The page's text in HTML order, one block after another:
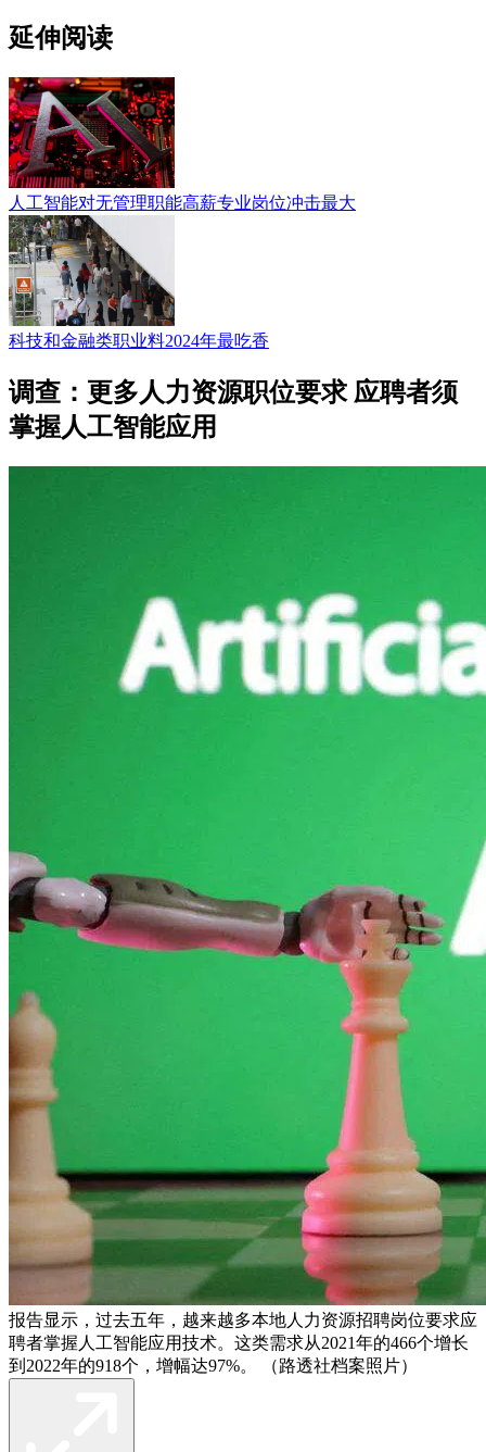
延伸阅读
人工智能对无管理职能高薪专业岗位冲击最大
科技和金融类职业料2024年最吃香
调查：更多人力资源职位要求 应聘者须
掌握人工智能应用
报告显示，过去五年，越来越多本地人力资源招聘岗位要求应
聘者掌握人工智能应用技术。这类需求从2021年的466个增长
到2022年的918个，增幅达97%。 （路透社档案照片）